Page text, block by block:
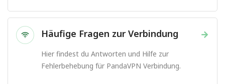
→
Häufige Fragen zur Verbindung
Hier findest du Antworten und Hilfe zur
Fehlerbehebung für PandaVPN Verbindung.